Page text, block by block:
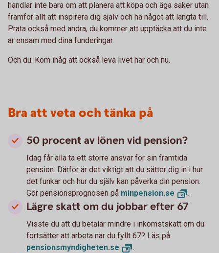
handlar inte bara om att planera att köpa och äga saker utan
framför allt att inspirera dig själv och ha något att längta till.
Prata också med andra, du kommer att upptäcka att du inte
är ensam med dina funderingar.
Och du: Kom ihåg att också leva livet här och nu.
Bra att veta och tänka på
50 procent av lönen vid pension?
Idag får alla ta ett större ansvar för sin framtida
pension. Därför är det viktigt att du sätter dig in i hur
det funkar och hur du själv kan påverka din pension.
Gör pensionsprognosen på minpension.se .
Lägre skatt om du jobbar efter 67
Visste du att du betalar mindre i inkomstskatt om du
fortsätter att arbeta när du fyllt 67? Läs på
pensionsmyndigheten.se .